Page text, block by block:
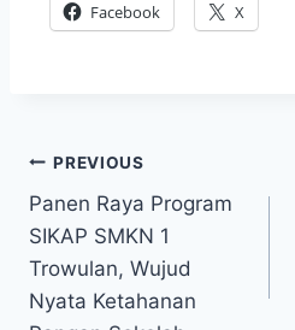
Facebook X
Post
navigation
PREVIOUS
Panen Raya Program
SIKAP SMKN 1
Trowulan, Wujud
Nyata Ketahanan